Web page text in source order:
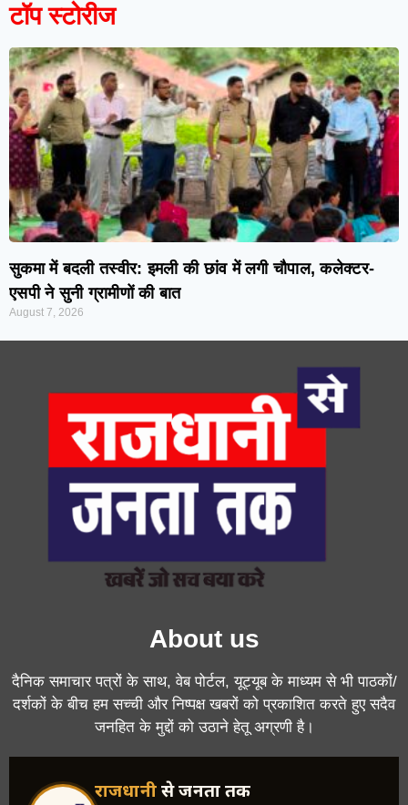
टॉप स्टोरीज
सुकमा में बदली तस्वीर: इमली की छांव में लगी चौपाल, कलेक्टर-
एसपी ने सुनी ग्रामीणों की बात
August 7, 2026
About us
दैनिक समाचार पत्रों के साथ, वेब पोर्टल, यूट्यूब के माध्यम से भी पाठकों/
दर्शकों के बीच हम सच्ची और निष्पक्ष खबरों को प्रकाशित करते हुए सदैव
जनहित के मुद्दों को उठाने हेतू अग्रणी है।
राजधानीसे जनता तक